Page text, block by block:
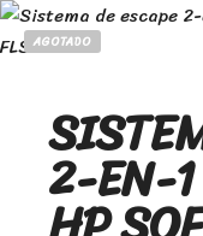
AGOTADO
2-EN-1